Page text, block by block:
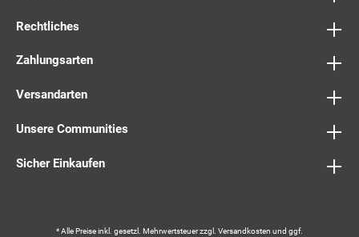
Rechtliches
Zahlungsarten
Versandarten
Unsere Communities
Sicher Einkaufen
* Alle Preise inkl. gesetzl. Mehrwertsteuer zzgl. Versandkosten und ggf.